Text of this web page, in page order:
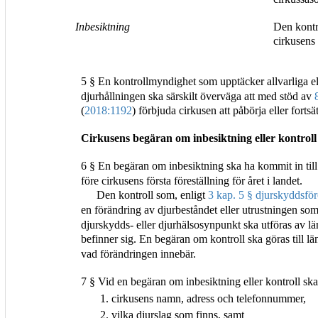
Inbesiktning
Den
5 § En kontrollmyndighet som upptäcker allvarliga
djurhållningen ska särskilt överväga att med stöd av
(2018:1192) förbjuda cirkusen att påbörja eller
Cirkusens begäran om inbesiktning eller kontroll
6 § En begäran om inbesiktning ska ha kommit in till
före cirkusens första föreställning för året i landet.
Den kontroll som, enligt 3 kap. 5 §
en förändring av djurbeståndet eller utrustningen
djurskydds- eller djurhälsosynpunkt ska utföras av
befinner sig. En begäran om kontroll ska göras till
vad förändringen innebär.
7 § Vid en begäran om inbesiktning eller kontroll
1. cirkusens namn, adress och telefonnummer,
2. vilka djurslag som finns, samt